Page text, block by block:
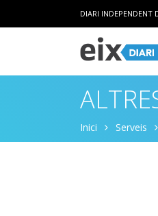
DIARI INDEPENDENT
Inici Serveis